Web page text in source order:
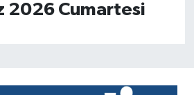
2026 Cumartesi